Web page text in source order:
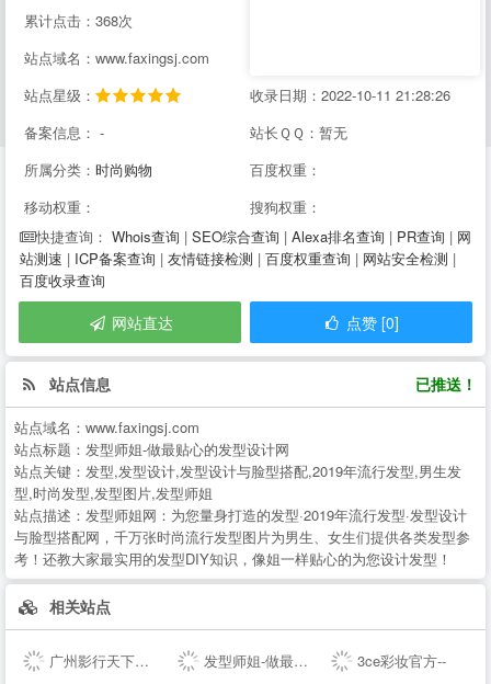
累计点击：368次
站点域名：www.faxingsj.com
站点星级：
收录日期：2022-10-11 21:28:26
备案信息： -
站长ＱＱ：暂无
所属分类： 时尚购物
百度权重：
移动权重：
搜狗权重：
快捷查询： Whois查询 | SEO综合查询 | Alexa排名查询 | PR查询 | 网
站测速 | ICP备案查询 | 友情链接检测 | 百度权重查询 | 网站安全检测 |
百度收录查询
网站直达 点赞 [0]
站点信息 已推送！
站点域名： www.faxingsj.com
站点标题： 发型师姐-做最贴心的发型设计网
站点关键： 发型,发型设计,发型设计与脸型搭配,2019年流行发型,男生发
型,时尚发型,发型图片,发型师姐
站点描述： 发型师姐网：为您量身打造的发型·2019年流行发型·发型设计
与脸型搭配网，千万张时尚流行发型图片为男生、女生们提供各类发型参
考！还教大家最实用的发型DIY知识，像姐一样贴心的为您设计发型！
相关站点
广州影行天下文化传播有限公司 发型师姐-做最贴心的发型设计网 3ce彩妆官方--